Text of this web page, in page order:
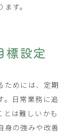
す。
標設定
ためには、定期
。日常業務に追
とは難しいかも
身の強みや改善